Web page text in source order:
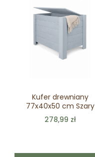
Kufer drewniany
77x40x50 cm Szary
278,99 zł